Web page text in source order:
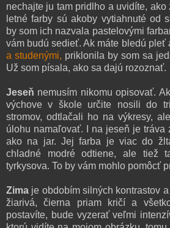
nechajte ju tam pridlho a uvidíte, ako
letné farby sú akoby vytiahnuté od
by som ich nazvala pastelovými
vám budú sedieť. Ak máte bledú pleť
a studenými, priklonila by som sa
Už som písala, ako sa dajú rozoznať.
Jeseň nemusím nikomu opisovať.
výchove v škole určite nosili do
stromov, odtlačali ho na výkresy,
úlohu namaľovať. I na jeseň je tráva
ako na jar. Jej farba je viac do
chladné modré odtiene, ale tiež
tyrkysova. To by vám mohlo pomôcť
Zima je obdobím silných kontrastov
žiarivá, čierna priam kričí a
postavíte, bude vyzerať veľmi